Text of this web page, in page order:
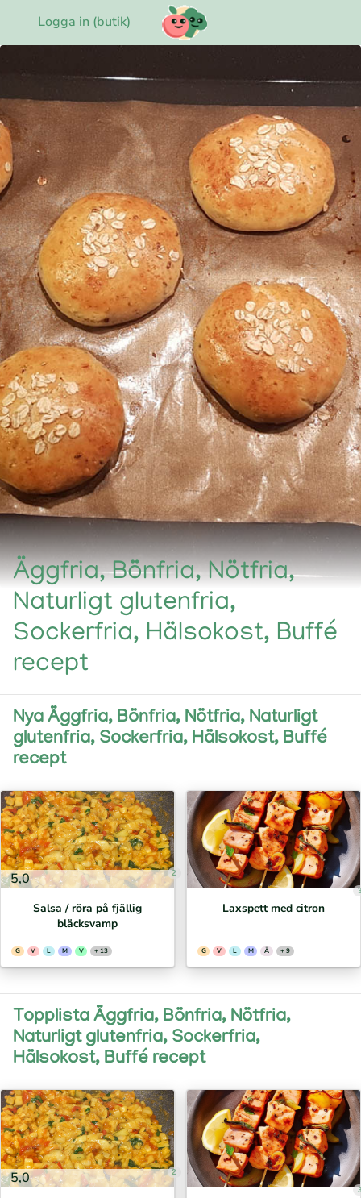
Logga in (butik)
Äggfria, Bönfria, Nötfria,
Naturligt glutenfria,
Sockerfria, Hälsokost, Buffé
recept
Nya Äggfria, Bönfria, Nötfria, Naturligt
glutenfria, Sockerfria, Hälsokost, Buffé
recept
5,0 2
Salsa / röra på fjällig
bläcksvamp
G V L M V + 13
Laxspett med citron
G V L M Ä + 9
Topplista Äggfria, Bönfria, Nötfria,
Naturligt glutenfria, Sockerfria,
Hälsokost, Buffé recept
5,0 2